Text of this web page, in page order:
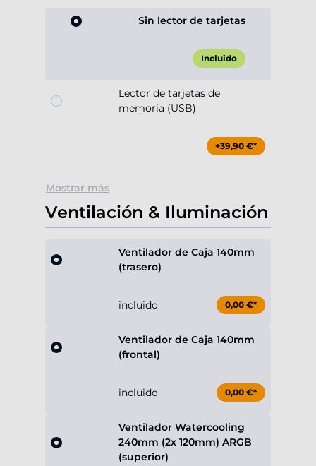
Sin lector de tarjetas
Incluido
Lector de tarjetas de
memoria (USB)
+39,90 €*
Mostrar más
Ventilación & Iluminación
Ventilador de Caja 140mm
(trasero)
incluido 0,00 €*
Ventilador de Caja 140mm
(frontal)
incluido 0,00 €*
Ventilador Watercooling
240mm (2x 120mm) ARGB
(superior)